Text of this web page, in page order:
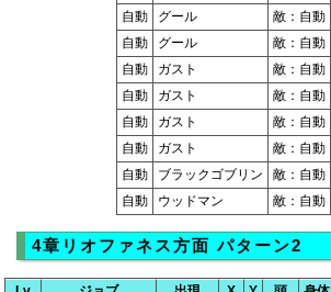
自動
グール 敵：自動
自動
グール 敵：自動
自動
ガスト 敵：自動
自動
ガスト 敵：自動
自動
ガスト 敵：自動
自動
ガスト 敵：自動
自動
ブラックゴブリン 敵：自動
自動
ウッドマン 敵：自動
4章リオファネス方面 パターン2